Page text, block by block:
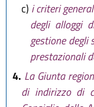
c) i criteri
degli alloggi
gestione degli
prestazionali
4. La Giunta
di indirizzo di